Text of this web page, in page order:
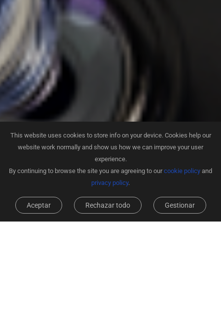
This website uses cookies to store info on your device. Cookies help our
website work normally and show us how we can improve your user
experience.
By continuing to browse the site you are agreeing to ourcookie policy and
privacy policy.
Gestionar
Rechazar todo
Aceptar